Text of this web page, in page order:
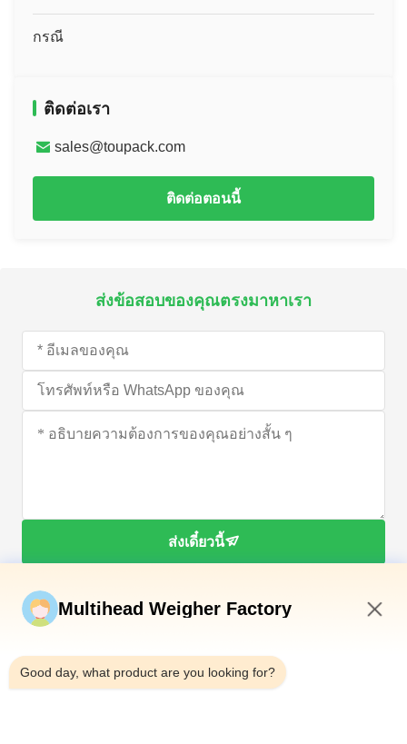
กรณี
ติดต่อเรา
sales@toupack.com
ติดต่อตอนนี้
ส่งข้อสอบของคุณตรงมาหาเรา
ส่งเดี๋ยวนี้
Multihead Weigher Factory
Good day, what product are you looking for?